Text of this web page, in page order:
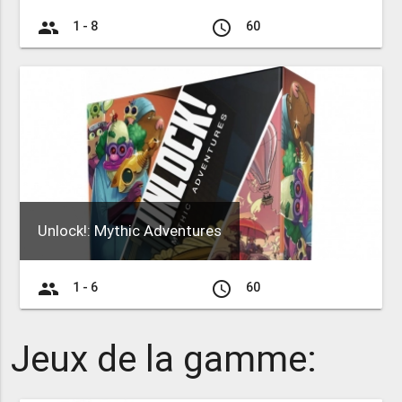
group 1 - 8 access_time 60
Unlock!: Mythic Adventures
group 1 - 6 access_time 60
Jeux de la gamme: